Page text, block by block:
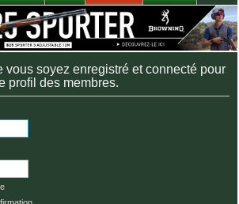
vous soyez enregistré et connecté pour
profil des membres.